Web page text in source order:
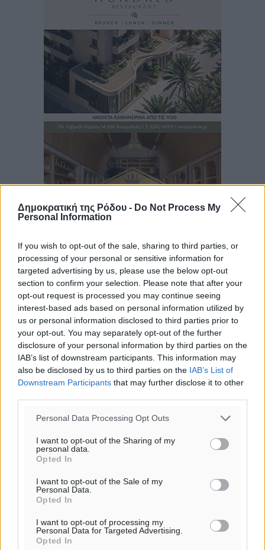
Δημοκρατική της Ρόδου - Do Not Process My
Personal Information
If you wish to opt-out of the sale, sharing to third parties, or
processing of your personal or sensitive information for
targeted advertising by us, please use the below opt-out
section to confirm your selection. Please note that after your
opt-out request is processed you may continue seeing
interest-based ads based on personal information utilized by
us or personal information disclosed to third parties prior to
your opt-out. You may separately opt-out of the further
disclosure of your personal information by third parties on the
IAB’s list of downstream participants. This information may
also be disclosed by us to third parties on the IAB’s List of
Downstream Participants that may further disclose it to other
Personal Data Processing Opt Outs
I want to opt-out of the Sharing of my
personal data.
Opted In
I want to opt-out of the Sale of my
Personal Data.
Opted In
I want to opt-out of processing my
Personal Data for Targeted Advertising.
Opted In
Ροή ειδήσεων
Αποκαλυπτήρια για την «Ατζέντα 2030» από το βήμα
της ΔΕΘ
Ειδήσεις • πριν 31 λεπτά
Από την παράδοση της Ρόδου στα ερευνητικά
εργαστήρια: Το μελεκούνι αποκτά διεθνές
επιστημονικό ενδιαφέρον
Επίσκεψη θα πραγματοποιήσει στη Λέρο τον
Τοπικές Ειδήσεις• πριν 1 ώρα
Γιώργος Χατζημάρκος: Στηρίζουμε τις εκδηλώσεις
που γίνονται στα νησιά μας γιατί ο πολιτισμός είναι